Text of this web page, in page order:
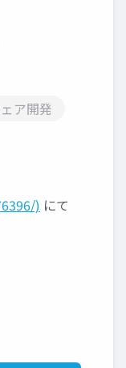
ア開発
) にて